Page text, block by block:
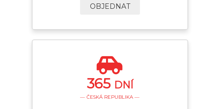
OBJEDNAT
365 DNÍ
— ČESKÁ REPUBLIKA —